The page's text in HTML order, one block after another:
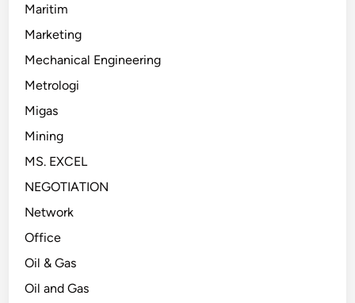
Maritim
Marketing
Mechanical Engineering
Metrologi
Migas
Mining
MS. EXCEL
NEGOTIATION
Network
Office
Oil & Gas
Oil and Gas